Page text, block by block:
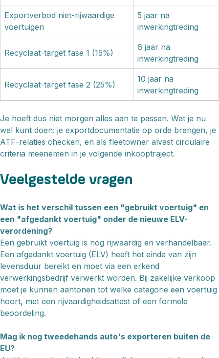
Exportverbod niet-rijwaardige
voertuigen
5 jaar na
inwerkingtreding
Recyclaat-target fase 1 (15%)
6 jaar na
inwerkingtreding
Recyclaat-target fase 2 (25%)
10 jaar na
inwerkingtreding
Je hoeft dus niet morgen alles aan te passen. Wat je nu
wel kunt doen: je exportdocumentatie op orde brengen, je
ATF-relaties checken, en als fleetowner alvast circulaire
criteria meenemen in je volgende inkooptraject.
Veelgestelde vragen
Wat is het verschil tussen een "gebruikt voertuig" en
een "afgedankt voertuig" onder de nieuwe ELV-
verordening?
Een gebruikt voertuig is nog rijwaardig en verhandelbaar.
Een afgedankt voertuig (ELV) heeft het einde van zijn
levensduur bereikt en moet via een erkend
verwerkingsbedrijf verwerkt worden. Bij zakelijke verkoop
moet je kunnen aantonen tot welke categorie een voertuig
hoort, met een rijvaardigheidsattest of een formele
beoordeling.
Mag ik nog tweedehands auto's exporteren buiten de
EU?